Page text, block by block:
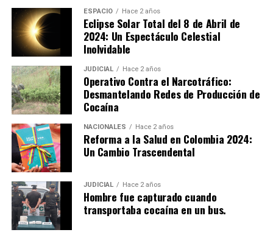
El 26º Congreso ANDESCO, centrado en servicios
públicos, TIC y seguridad, reunió a más de 3000
asistentes presenciales, incluyendo al presidente y
ministros del gobierno nacional, así como
representantes de las principales compañías de
servicios públicos y comunicaciones del país. Este
evento destacó la importancia de abordar la gestión de
residuos sólidos como una prioridad nacional.
Para más detalles, vea el video completo en nuestro
canal de youtube.
ESPACIO Hace 2 años
Eclipse Solar Total del 8 de Abril de
2024: Un Espectáculo Celestial
Inolvidable
JUDICIAL Hace 2 años
Operativo Contra el Narcotráfico:
Desmantelando Redes de Producción de
Cocaína
NACIONALES Hace 2 años
Reforma a la Salud en Colombia 2024:
Un Cambio Trascendental
JUDICIAL Hace 2 años
Hombre fue capturado cuando
transportaba cocaína en un bus.